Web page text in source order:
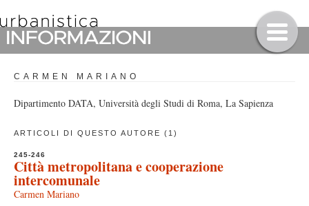
CARMEN MARIANO
Dipartimento DATA, Università degli Studi di Roma, La Sapienza
ARTICOLI DI QUESTO AUTORE (1)
245-246
Città metropolitana e cooperazione
intercomunale
Carmen Mariano